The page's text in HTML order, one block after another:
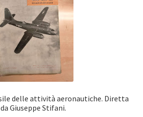
delle attività aeronautiche. Diretta
da Giuseppe Stifani.